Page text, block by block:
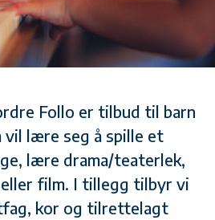
Follo er tilbud til barn
vil lære seg å spille et
lære drama/teaterlek,
eller film. I tillegg tilbyr vi
kor og tilrettelagt